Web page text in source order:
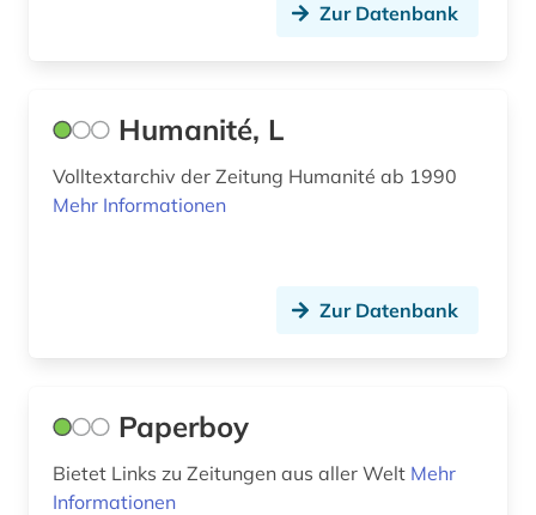
gus (1)
haßgau (1)
hessen (2)
Zur Datenbank
Humanité, L
Volltextarchiv der Zeitung Humanité ab 1990
Mehr Informationen
Zur Datenbank
Paperboy
Bietet Links zu Zeitungen aus aller Welt Mehr
Informationen